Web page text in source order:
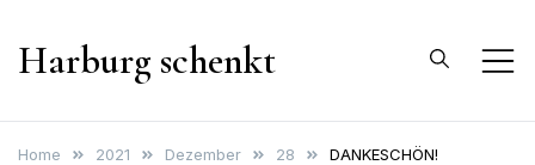
Harburg schenkt
Home 2021 Dezember 28 DANKESCHÖN!